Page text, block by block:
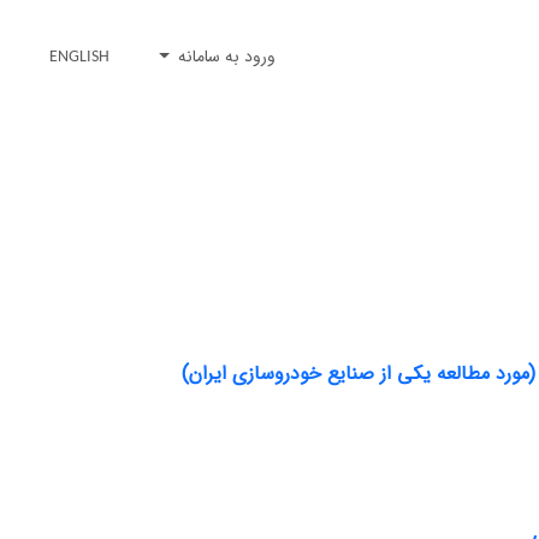
ورود به سامانه ENGLISH
(مورد مطالعه یکی از صنایع خودروسازی ایران)